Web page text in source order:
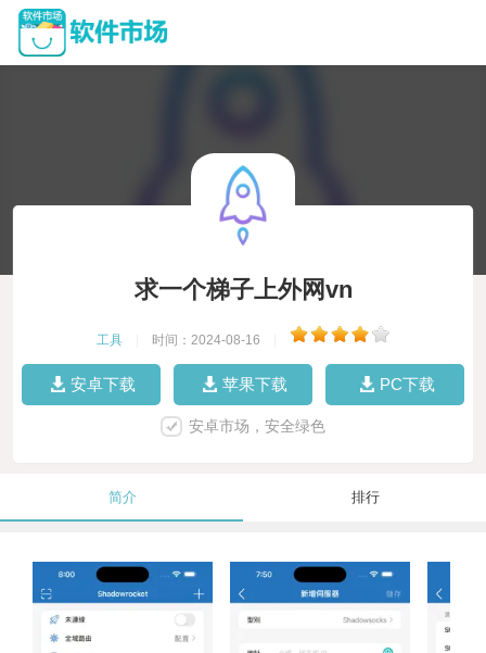
求一个梯子上外网vn
工具 时间：2024-08-16
安卓下载 苹果下载 PC下载
安卓市场，安全绿色
简介 排行